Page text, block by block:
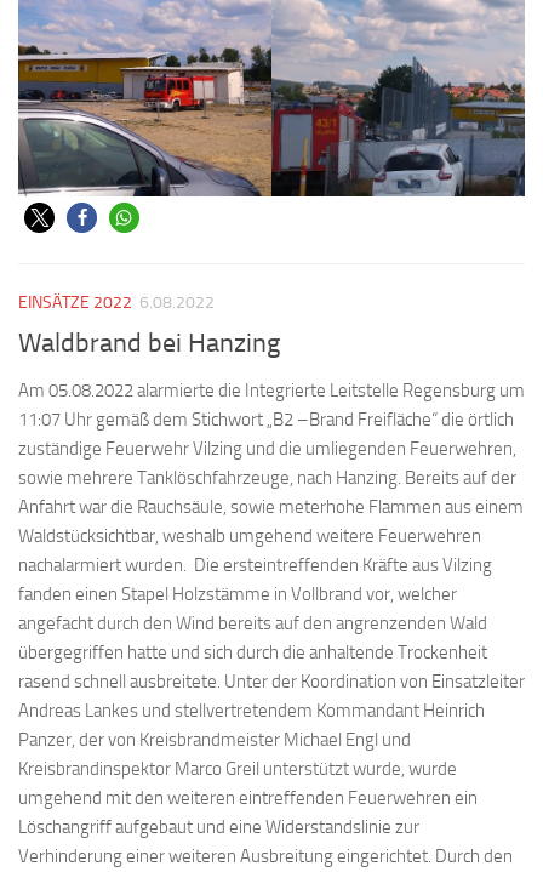
EINSÄTZE 2022 6.08.2022
Waldbrand bei Hanzing
Am 05.08.2022 alarmierte die Integrierte Leitstelle Regensburg um
11:07 Uhr gemäß dem Stichwort „B2 –Brand Freifläche“ die örtlich
zuständige Feuerwehr Vilzing und die umliegenden Feuerwehren,
sowie mehrere Tanklöschfahrzeuge, nach Hanzing. Bereits auf der
Anfahrt war die Rauchsäule, sowie meterhohe Flammen aus einem
Waldstücksichtbar, weshalb umgehend weitere Feuerwehren
nachalarmiert wurden. Die ersteintreffenden Kräfte aus Vilzing
fanden einen Stapel Holzstämme in Vollbrand vor, welcher
angefacht durch den Wind bereits auf den angrenzenden Wald
übergegriffen hatte und sich durch die anhaltende Trockenheit
rasend schnell ausbreitete. Unter der Koordination von Einsatzleiter
Andreas Lankes und stellvertretendem Kommandant Heinrich
Panzer, der von Kreisbrandmeister Michael Engl und
Kreisbrandinspektor Marco Greil unterstützt wurde, wurde
umgehend mit den weiteren eintreffenden Feuerwehren ein
Löschangriff aufgebaut und eine Widerstandslinie zur
Verhinderung einer weiteren Ausbreitung eingerichtet. Durch den